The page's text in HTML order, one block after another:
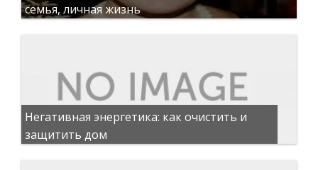
семья, личная жизнь
Негативная энергетика: как очистить и
защитить дом